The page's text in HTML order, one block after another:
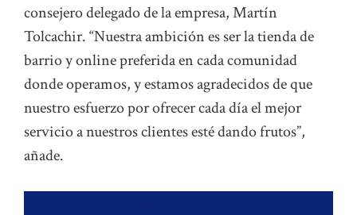
consejero delegado de la empresa, Martín
Tolcachir. “Nuestra ambición es ser la tienda de
barrio y online preferida en cada comunidad
donde operamos, y estamos agradecidos de que
nuestro esfuerzo por ofrecer cada día el mejor
servicio a nuestros clientes esté dando frutos”,
añade.